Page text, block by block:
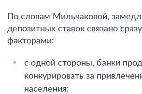
По словам Мильчаковой,
депозитных ставок связано
факторами:
с одной стороны, банки
конкурировать за
населения;